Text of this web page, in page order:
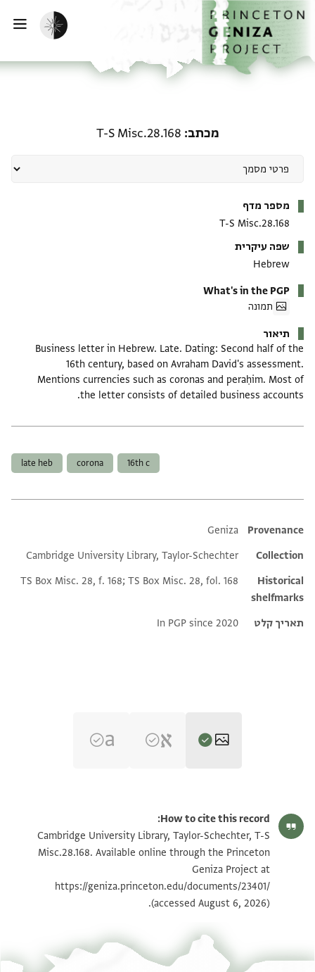
לתוכןהבית
הפעלת מצב כהה
מכתב T-S Misc.28.168
מספר מדף
T-S Misc.28.168
שפה עיקרית
Hebrew
What's in the PGP
תמונה
תיאור
Business letter in Hebrew. Late. Dating: Second half of the
16th century, based on Avraham David's assessment.
Mentions currencies such as coronas and peraḥim. Most of
the letter consists of detailed business accounts.
16th c
corona
late heb
Additional metadata
Provenance
Geniza
Collection
Cambridge University Library, Taylor-Schechter
Historical
shelfmarks
TS Box Misc. 28, f. 168; TS Box Misc. 28, fol. 168
תאריך קלט In PGP since 2020
T-S Misc.28.168 1v הגדל וסובב
תנאי היתר שימוש בתצלום
How to cite this record:
Cambridge University Library, Taylor-Schechter, T-S
Misc.28.168. Available online through the Princeton
Geniza Project at
https://geniza.princeton.edu/documents/23401/
(accessed August 6, 2026).